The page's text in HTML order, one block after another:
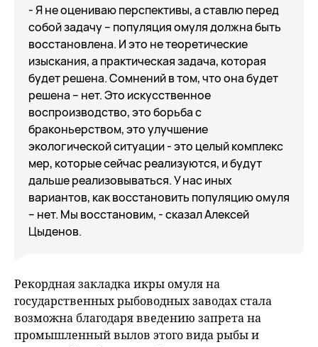
- Я не оцениваю перспективы, а ставлю перед
собой задачу – популяция омуля должна быть
восстановлена. И это не теоретические
изыскания, а практическая задача, которая
будет решена. Сомнений в том, что она будет
решена – нет. Это искусственное
воспроизводство, это борьба с
браконьерством, это улучшение
экологической ситуации - это целый комплекс
мер, которые сейчас реализуются, и будут
дальше реализовываться. У нас иных
вариантов, как восстановить популяцию омуля
– нет. Мы восстановим, - сказал Алексей
Цыденов.
Рекордная закладка икры омуля на
государственных рыбоводных заводах стала
возможна благодаря введению запрета на
промышленный вылов этого вида рыбы и